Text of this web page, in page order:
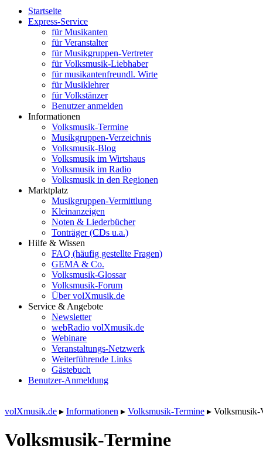
Startseite
Express-Service
für Musikanten
für Veranstalter
für Musikgruppen-Vertreter
für Volksmusik-Liebhaber
für musikantenfreundl. Wirte
für Musiklehrer
für Volkstänzer
Benutzer anmelden
Informationen
Volksmusik-Termine
Musikgruppen-Verzeichnis
Volksmusik-Blog
Volksmusik im Wirtshaus
Volksmusik im Radio
Volksmusik in den Regionen
Marktplatz
Musikgruppen-Vermittlung
Kleinanzeigen
Noten & Liederbücher
Tonträger (CDs u.a.)
Hilfe & Wissen
FAQ (häufig gestellte Fragen)
GEMA & Co.
Volksmusik-Glossar
Volksmusik-Forum
Über volXmusik.de
Service & Angebote
Newsletter
webRadio volXmusik.de
Webinare
Veranstaltungs-Netzwerk
Weiterführende Links
Gästebuch
Benutzer-Anmeldung
volXmusik.de ▸ Informationen ▸ Volksmusik-Termine ▸ Volksmusik-
Volksmusik-Termine